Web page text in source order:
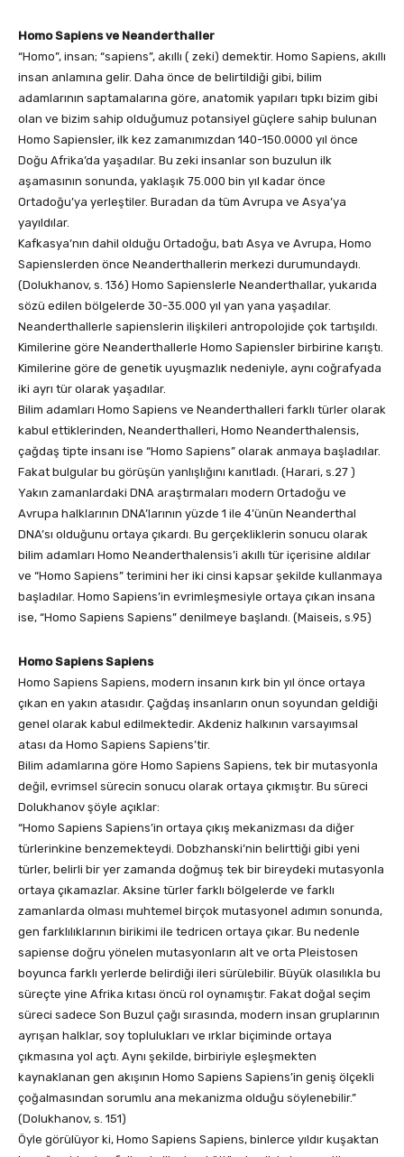
Homo Sapiens ve Neanderthaller
“Homo”, insan; “sapiens”, akıllı ( zeki) demektir. Homo Sapiens, akıllı
insan anlamına gelir. Daha önce de belirtildiği gibi, bilim
adamlarının saptamalarına göre, anatomik yapıları tıpkı bizim gibi
olan ve bizim sahip olduğumuz potansiyel güçlere sahip bulunan
Homo Sapiensler, ilk kez zamanımızdan 140-150.0000 yıl önce
Doğu Afrika’da yaşadılar. Bu zeki insanlar son buzulun ilk
aşamasının sonunda, yaklaşık 75.000 bin yıl kadar önce
Ortadoğu’ya yerleştiler. Buradan da tüm Avrupa ve Asya’ya
yayıldılar.
Kafkasya’nın dahil olduğu Ortadoğu, batı Asya ve Avrupa, Homo
Sapienslerden önce Neanderthallerin merkezi durumundaydı.
(Dolukhanov, s. 136) Homo Sapienslerle Neanderthallar, yukarıda
sözü edilen bölgelerde 30-35.000 yıl yan yana yaşadılar.
Neanderthallerle sapienslerin ilişkileri antropolojide çok tartışıldı.
Kimilerine göre Neanderthallerle Homo Sapiensler birbirine karıştı.
Kimilerine göre de genetik uyuşmazlık nedeniyle, aynı coğrafyada
iki ayrı tür olarak yaşadılar.
Bilim adamları Homo Sapiens ve Neanderthalleri farklı türler olarak
kabul ettiklerinden, Neanderthalleri, Homo Neanderthalensis,
çağdaş tipte insanı ise “Homo Sapiens” olarak anmaya başladılar.
Fakat bulgular bu görüşün yanlışlığını kanıtladı. (Harari, s.27 )
Yakın zamanlardaki DNA araştırmaları modern Ortadoğu ve
Avrupa halklarının DNA’larının yüzde 1 ile 4’ünün Neanderthal
DNA’sı olduğunu ortaya çıkardı. Bu gerçekliklerin sonucu olarak
bilim adamları Homo Neanderthalensis’i akıllı tür içerisine aldılar
ve “Homo Sapiens” terimini her iki cinsi kapsar şekilde kullanmaya
başladılar. Homo Sapiens’in evrimleşmesiyle ortaya çıkan insana
ise, “Homo Sapiens Sapiens” denilmeye başlandı. (Maiseis, s.95)
Homo Sapiens Sapiens
Homo Sapiens Sapiens, modern insanın kırk bin yıl önce ortaya
çıkan en yakın atasıdır. Çağdaş insanların onun soyundan geldiği
genel olarak kabul edilmektedir. Akdeniz halkının varsayımsal
atası da Homo Sapiens Sapiens’tir.
Bilim adamlarına göre Homo Sapiens Sapiens, tek bir mutasyonla
değil, evrimsel sürecin sonucu olarak ortaya çıkmıştır. Bu süreci
Dolukhanov şöyle açıklar:
“Homo Sapiens Sapiens’in ortaya çıkış mekanizması da diğer
türlerinkine benzemekteydi. Dobzhanski’nin belirttiği gibi yeni
türler, belirli bir yer zamanda doğmuş tek bir bireydeki mutasyonla
ortaya çıkamazlar. Aksine türler farklı bölgelerde ve farklı
zamanlarda olması muhtemel birçok mutasyonel adımın sonunda,
gen farklılıklarının birikimi ile tedricen ortaya çıkar. Bu nedenle
sapiense doğru yönelen mutasyonların alt ve orta Pleistosen
boyunca farklı yerlerde belirdiği ileri sürülebilir. Büyük olasılıkla bu
süreçte yine Afrika kıtası öncü rol oynamıştır. Fakat doğal seçim
süreci sadece Son Buzul çağı sırasında, modern insan gruplarının
ayrışan halklar, soy toplulukları ve ırklar biçiminde ortaya
çıkmasına yol açtı. Aynı şekilde, birbiriyle eşleşmekten
kaynaklanan gen akışının Homo Sapiens Sapiens’in geniş ölçekli
çoğalmasından sorumlu ana mekanizma olduğu söylenebilir.”
(Dolukhanov, s. 151)
Öyle görülüyor ki, Homo Sapiens Sapiens, binlerce yıldır kuşaktan